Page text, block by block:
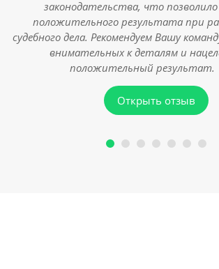
законодательства, что
положительного результата при
судебного дела. Рекомендуем Вашу
внимательных к деталям и
положительный результат.
Открыть отзыв